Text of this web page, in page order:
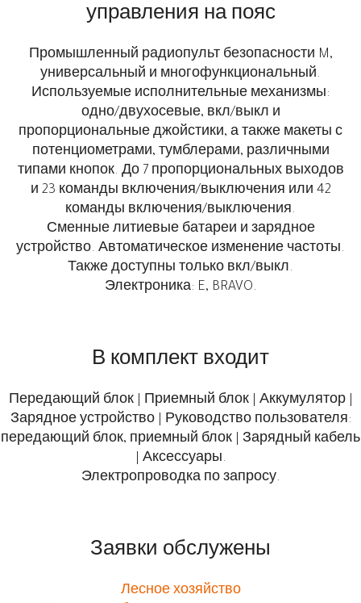
управления на пояс
Промышленный радиопульт безопасности M,
универсальный и многофункциональный.
Используемые исполнительные механизмы:
одно/двухосевые, вкл/выкл и
пропорциональные джойстики, а также макеты с
потенциометрами, тумблерами, различными
типами кнопок. До 7 пропорциональных выходов
и 23 команды включения/выключения или 42
команды включения/выключения.
Сменные литиевые батареи и зарядное
устройство. Автоматическое изменение частоты.
Также доступны только вкл/выкл.
Электроника: E, BRAVO.
В комплект входит
Передающий блок | Приемный блок | Аккумулятор |
Зарядное устройство | Руководство пользователя:
передающий блок, приемный блок | Зарядный кабель
| Аксессуары.
Электропроводка по запросу.
Заявки обслужены
Лесное хозяйство